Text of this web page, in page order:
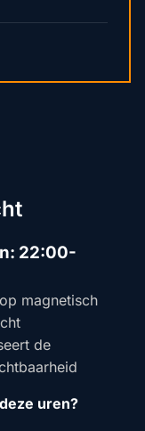
22:00-
magnetisch
de
uren?